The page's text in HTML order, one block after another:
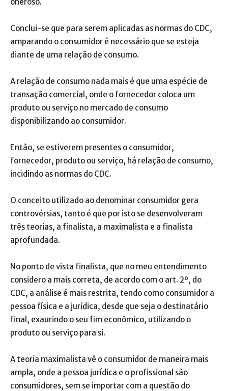
Conclui-se que para serem aplicadas as normas do CDC,
amparando o consumidor é necessário que se esteja
diante de uma relação de consumo.
A relação de consumo nada mais é que uma espécie de
transação comercial, onde o fornecedor coloca um
produto ou serviço no mercado de consumo
disponibilizando ao consumidor.
Então, se estiverem presentes o consumidor,
fornecedor, produto ou serviço, há relação de consumo,
incidindo as normas do CDC.
O conceito utilizado ao denominar consumidor gera
controvérsias, tanto é que por isto se desenvolveram
três teorias, a finalista, a maximalista e a finalista
aprofundada.
No ponto de vista finalista, que no meu entendimento
considero a mais correta, de acordo com o art. 2º, do
CDC, a análise é mais restrita, tendo como consumidor a
pessoa física e a jurídica, desde que seja o destinatário
final, exaurindo o seu fim econômico, utilizando o
produto ou serviço para si.
A teoria maximalista vê o consumidor de maneira mais
ampla, onde a pessoa jurídica e o profissional são
consumidores, sem se importar com a questão do